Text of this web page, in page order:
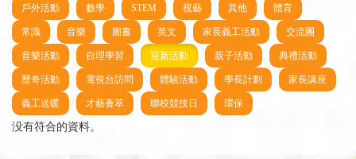
戶外活動 數學 STEM 視藝 其他 體育
常識 音樂 圖書 英文 家長義工活動 交流團
音樂活動 自理學習 迎新活動 親子活動 典禮活動
歷奇活動 電視台訪問 體驗活動 學長計劃 家長講座
義工送暖 才藝薈萃 聯校競技日 環保
没有符合的資料。